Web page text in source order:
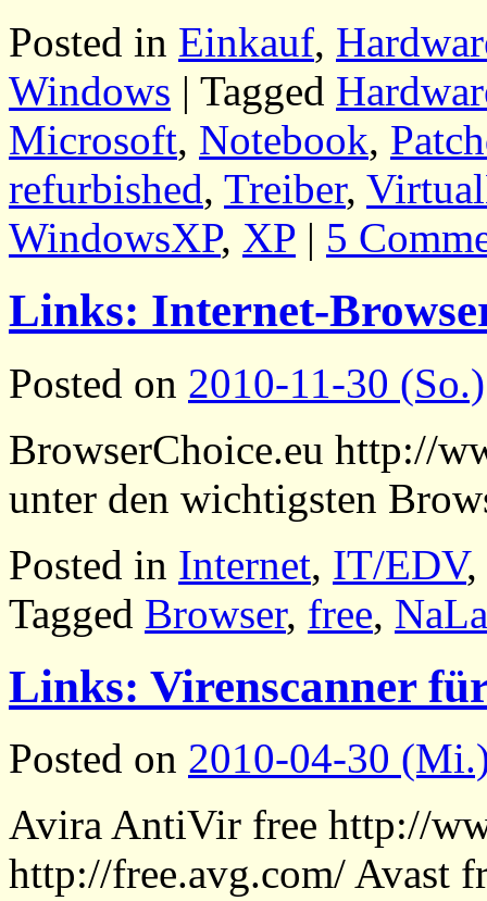
Posted in Einkauf,
Windows | Tagged
Microsoft, Notebook,
refurbished, Treiber,
WindowsXP, XP | 5
Links: Internet-
Posted on 2010-11-30 (So.)
BrowserChoice.eu http://
unter den wichtigsten
Posted in Internet, IT/EDV,
Tagged Browser, free,
Links: Virenscanner
Posted on 2010-04-30
Avira AntiVir free http://
http://free.avg.com/ Avast